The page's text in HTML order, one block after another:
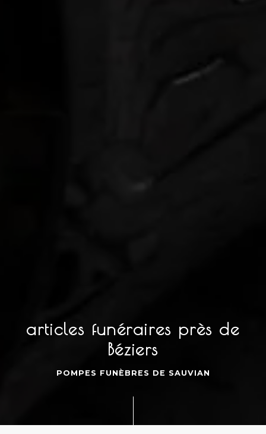
articles funéraires près de
Béziers
POMPES FUNÈBRES DE SAUVIAN